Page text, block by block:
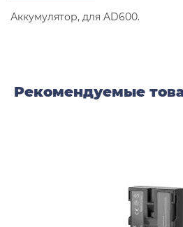
Аккумулятор, для AD600.
Рекомендуемые